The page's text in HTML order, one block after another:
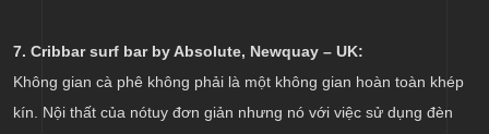
7. Cribbar surf bar by Absolute, Newquay – UK:
Không gian cà phê không phải là một không gian hoàn toàn khép
kín. Nội thất của nótuy đơn giản nhưng nó với việc sử dụng đèn